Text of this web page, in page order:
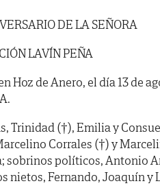
DE LA SEÑORA
LAVÍN PEÑA
Hoz de Anero, el día 13 de
Trinidad (†), Emilia y
Corrales (†) y
sobrinos políticos, Antonio
nietos, Fernando, Joaquín y